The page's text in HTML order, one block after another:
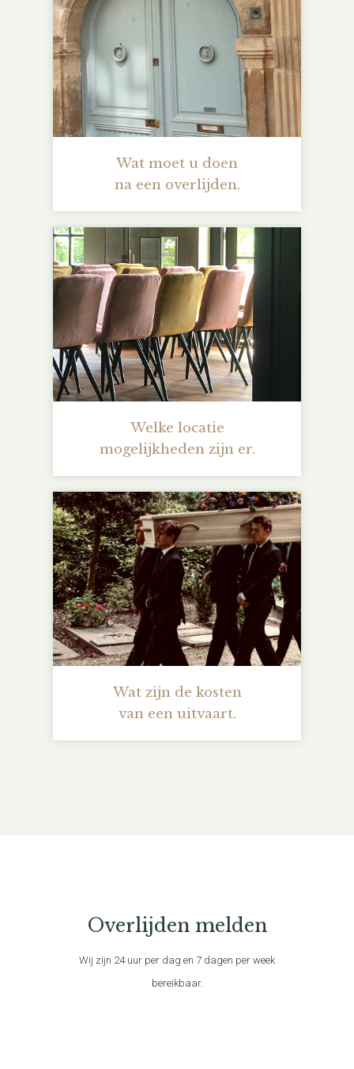
Wat moet u doen
na een overlijden.
Welke locatie
mogelijkheden zijn er.
Wat zijn de kosten
van een uitvaart.
Overlijden melden
Wij zijn 24 uur per dag en 7 dagen per week
bereikbaar.